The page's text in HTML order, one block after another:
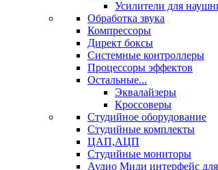
Усилители для
Обработка звука
Компрессоры
Директ боксы
Системные контроллеры
Процессоры эффектов
Остальные...
Эквалайзеры
Кроссоверы
Студийное оборудование
Студийные комплекты
ЦАП,АЦП
Студийные мониторы
Аудио Миди интерфейс для